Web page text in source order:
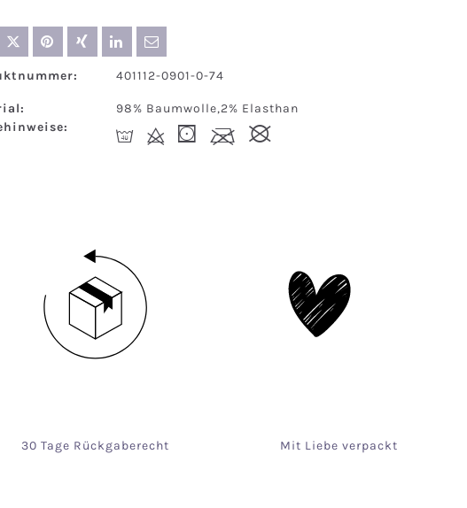
401112-0901-0-74
98% Baumwolle,2% Elasthan
Id (l#
30 Tage Rückgaberecht Mit Liebe verpackt